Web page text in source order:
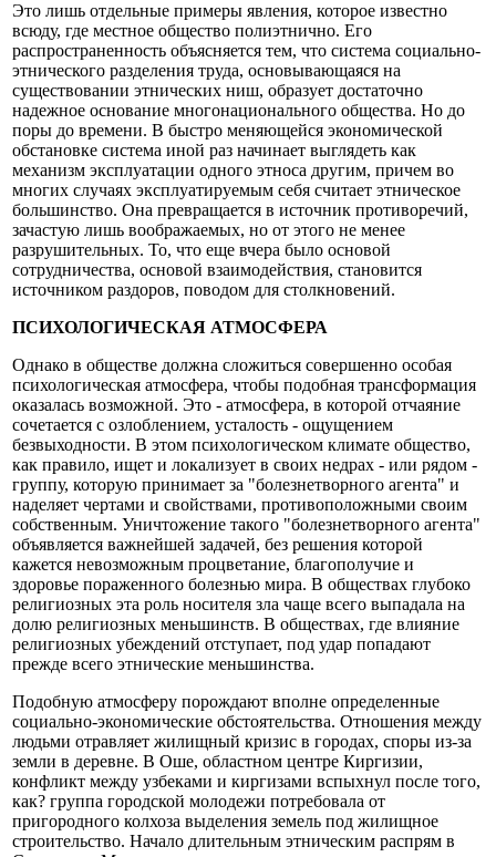
Это лишь отдельные примеры явления, которое известно
всюду, где местное общество полиэтнично. Его
распространенность объясняется тем, что система социально-
этнического разделения труда, основывающаяся на
существовании этнических ниш, образует достаточно
надежное основание многонационального общества. Но до
поры до времени. В быстро меняющейся экономической
обстановке система иной раз начинает выглядеть как
механизм эксплуатации одного этноса другим, причем во
многих случаях эксплуатируемым себя считает этническое
большинство. Она превращается в источник противоречий,
зачастую лишь воображаемых, но от этого не менее
разрушительных. То, что еще вчера было основой
сотрудничества, основой взаимодействия, становится
источником раздоров, поводом для столкновений.
ПСИХОЛОГИЧЕСКАЯ АТМОСФЕРА
Однако в обществе должна сложиться совершенно особая
психологическая атмосфера, чтобы подобная трансформация
оказалась возможной. Это - атмосфера, в которой отчаяние
сочетается с озлоблением, усталость - ощущением
безвыходности. В этом психологическом климате общество,
как правило, ищет и локализует в своих недрах - или рядом -
группу, которую принимает за "болезнетворного агента" и
наделяет чертами и свойствами, противоположными своим
собственным. Уничтожение такого "болезнетворного агента"
объявляется важнейшей задачей, без решения которой
кажется невозможным процветание, благополучие и
здоровье пораженного болезнью мира. В обществах глубоко
религиозных эта роль носителя зла чаще всего выпадала на
долю религиозных меньшинств. В обществах, где влияние
религиозных убеждений отступает, под удар попадают
прежде всего этнические меньшинства.
Подобную атмосферу порождают вполне определенные
социально-экономические обстоятельства. Отношения между
людьми отравляет жилищный кризис в городах, споры из-за
земли в деревне. В Оше, областном центре Киргизии,
конфликт между узбеками и киргизами вспыхнул после того,
как? группа городской молодежи потребовала от
пригородного колхоза выделения земель под жилищное
строительство. Начало длительным этническим распрям в